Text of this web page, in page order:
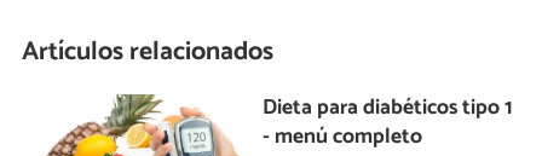
Artículos relacionados
Dieta para diabéticos tipo 1
- menú completo